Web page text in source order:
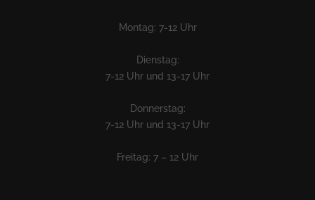
Montag: 7-12 Uhr
Dienstag:
7-12 Uhr und 13-17 Uhr
Donnerstag:
7-12 Uhr und 13-17 Uhr
Freitag: 7 – 12 Uhr